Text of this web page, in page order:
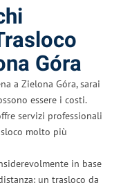
Góra
a Zielona Góra, sarai
essere i costi.
servizi professionali
molto più
in base
un trasloco da